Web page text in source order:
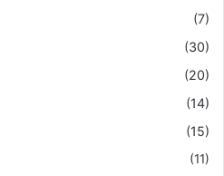
(7)
(30)
(20)
(14)
(15)
(11)